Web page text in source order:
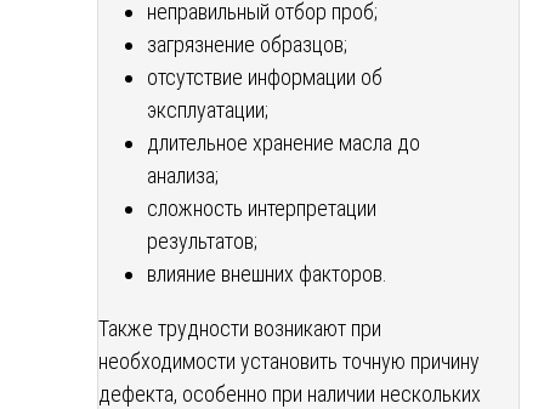
неправильный отбор проб;
загрязнение образцов;
отсутствие информации об
эксплуатации;
длительное хранение масла до
анализа;
сложность интерпретации
результатов;
влияние внешних факторов.
Также трудности возникают при
необходимости установить точную причину
дефекта, особенно при наличии нескольких